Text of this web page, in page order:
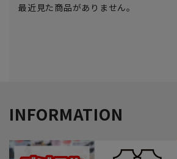
最近見た商品がありません。
INFORMATION